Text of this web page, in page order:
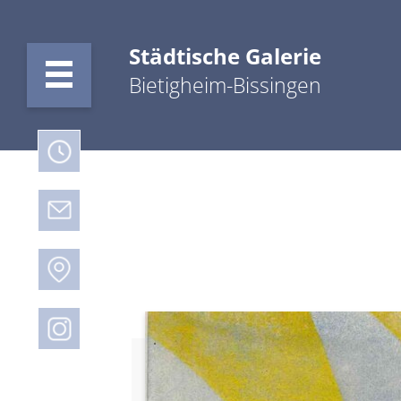
Städtische Galerie
Bietigheim-Bissingen